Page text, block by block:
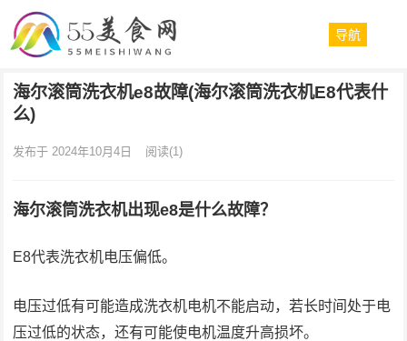
导航
海尔滚筒洗衣机e8故障(海尔滚筒洗衣机E8代表什
么)
发布于 2024年10月4日 阅读(1)
海尔滚筒洗衣机出现e8是什么故障？
E8代表洗衣机电压偏低。
电压过低有可能造成洗衣机电机不能启动，若长时间处于电
压过低的状态，还有可能使电机温度升高损坏。